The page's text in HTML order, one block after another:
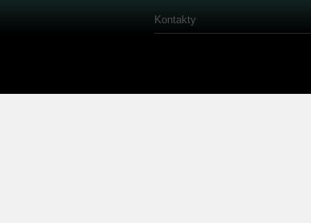
Kontakty